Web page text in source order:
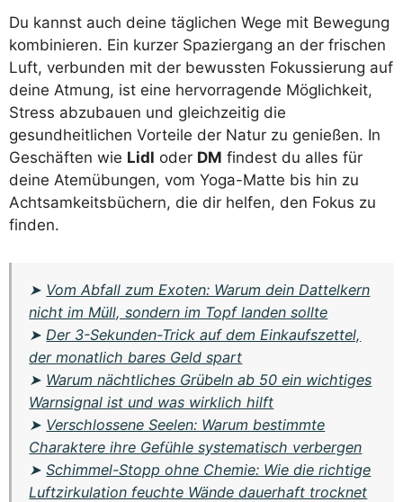
Du kannst auch deine täglichen Wege mit Bewegung
kombinieren. Ein kurzer Spaziergang an der frischen
Luft, verbunden mit der bewussten Fokussierung auf
deine Atmung, ist eine hervorragende Möglichkeit,
Stress abzubauen und gleichzeitig die
gesundheitlichen Vorteile der Natur zu genießen. In
Geschäften wie Lidl oder DM findest du alles für
deine Atemübungen, vom Yoga-Matte bis hin zu
Achtsamkeitsbüchern, die dir helfen, den Fokus zu
finden.
➤ Vom Abfall zum Exoten: Warum dein Dattelkern
nicht im Müll, sondern im Topf landen sollte
➤ Der 3-Sekunden-Trick auf dem Einkaufszettel,
der monatlich bares Geld spart
➤ Warum nächtliches Grübeln ab 50 ein wichtiges
Warnsignal ist und was wirklich hilft
➤ Verschlossene Seelen: Warum bestimmte
Charaktere ihre Gefühle systematisch verbergen
➤Schimmel-Stopp ohne Chemie: Wie die richtige
Luftzirkulation feuchte Wände dauerhaft trocknet